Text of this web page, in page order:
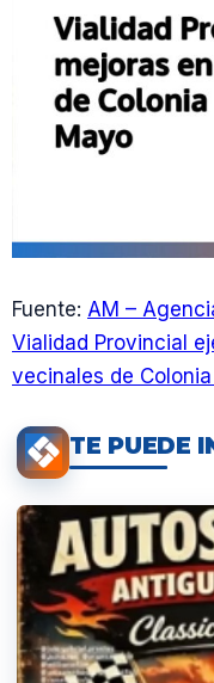
Fuente: AM –
Vialidad Provincial
vecinales de
TE PUEDE